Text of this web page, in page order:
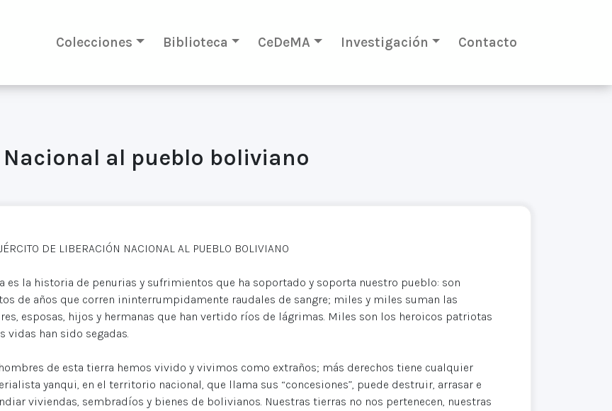
Colecciones Biblioteca CeDeMA Investigación Contacto
al pueblo boliviano
DE LIBERACIÓN NACIONAL AL PUEBLO BOLIVIANO
es la historia de penurias y sufrimientos que ha soportado y soporta nuestro pueblo: son
de años que corren ininterrumpidamente raudales de sangre; miles y miles suman las
esposas, hijos y hermanas que han vertido ríos de lágrimas. Miles son los heroicos patriotas
vidas han sido segadas.
de esta tierra hemos vivido y vivimos como extraños; más derechos tiene cualquier
yanqui, en el territorio nacional, que llama sus “concesiones”, puede destruir, arrasar e
viviendas, sembradíos y bienes de bolivianos. Nuestras tierras no nos pertenecen, nuestras